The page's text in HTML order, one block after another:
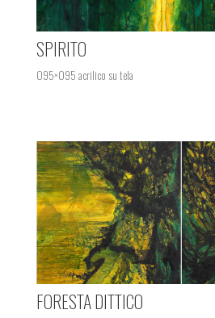
SPIRITO
095×095 acrilico su tela
FORESTA DITTICO